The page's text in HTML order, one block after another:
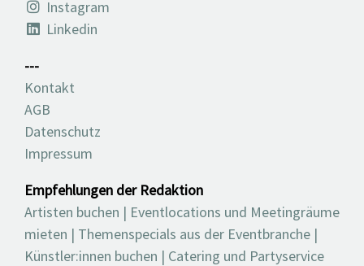
Instagram
Linkedin
---
Kontakt
AGB
Datenschutz
Impressum
Empfehlungen der Redaktion
Artisten buchen | Eventlocations und Meetingräume
mieten | Themenspecials aus der Eventbranche |
Künstler:innen buchen | Catering und Partyservice